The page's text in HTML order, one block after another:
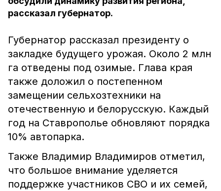
рассказал губернатор.
Губернатор рассказал президенту о
закладке будущего урожая. Около 2 млн
га отведены под озимые. Глава края
также доложил о постепенном
замещении сельхозтехники на
отечественную и белорусскую. Каждый
год на Ставрополье обновляют порядка
10% автопарка.
Также Владимир Владимиров отметил,
что большое внимание уделяется
поддержке участников СВО и их семей,